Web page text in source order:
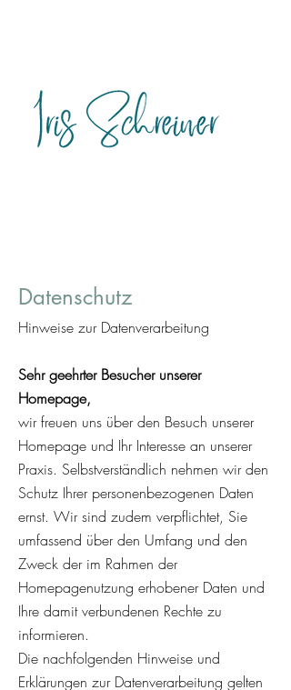
Datenschutz
Hinweise zur Datenverarbeitung
Sehr geehrter Besucher unserer
Homepage,
wir freuen uns über den Besuch unserer
Homepage und Ihr Interesse an unserer
Praxis. Selbstverständlich nehmen wir den
Schutz Ihrer personenbezogenen Daten
ernst. Wir sind zudem verpflichtet, Sie
umfassend über den Umfang und den
Zweck der im Rahmen der
Homepagenutzung erhobener Daten und
Ihre damit verbundenen Rechte zu
informieren.
Die nachfolgenden Hinweise und
Erklärungen zur Datenverarbeitung gelten